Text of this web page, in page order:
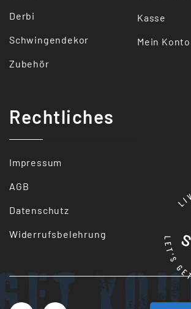
Derbi
Schwingendekor
Zubehör
Kasse
Mein Konto
Rechtliches
Impressum
AGB
Datenschutz
Widerrufsbelehrung